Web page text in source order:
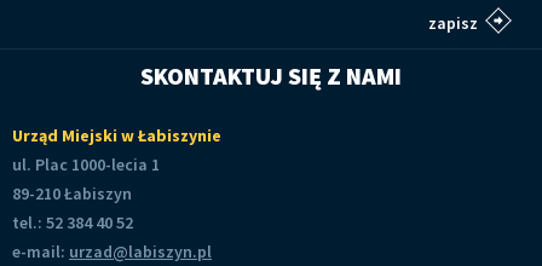
SKONTAKTUJ SIĘ Z NAMI
Urząd Miejski w Łabiszynie
ul. Plac 1000-lecia 1
89-210 Łabiszyn
tel.: 52 384 40 52
e-mail: urzad@labiszyn.pl